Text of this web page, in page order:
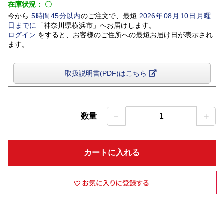
在庫状況： 〇
今から 5時間 45分以内のご注文で、最短 2026年08 月 10日月曜
日 までに 「神奈川県横浜市」 へお届けします。
ログイン をすると、お客様のご住所への最短お届け日が表示され
ます。
取扱説明書(PDF)はこちら
数量 － 1 ＋
カートに入れる